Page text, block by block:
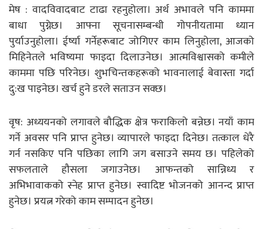
मेष : वादविवादबाट टाढा रहनुहोला। अर्थ अभावले पनि काममा
बाधा पुग्नेछ। आफ्ना सूचनासम्बन्धी गोपनीयतामा ध्यान
पुर्याउनुहोला। ईर्ष्या गर्नेहरूबाट जोगिएर काम लिनुहोला, आजको
मिहिनेतले भविष्यमा फाइदा दिलाउनेछ। आत्मविश्वासको कमीले
काममा पछि परिनेछ। शुभचिन्तकहरूको भावनालाई बेवास्ता गर्दा
दु:ख पाइनेछ। खर्च हुने डरले सताउन सक्छ।
वृष: अध्ययनको लगावले बौद्धिक क्षेत्र फराकिलो बन्नेछ। नयाँ काम
गर्ने अवसर पनि प्राप्त हुनेछ। व्यापारले फाइदा दिनेछ। तत्काल धेरै
गर्न नसकिए पनि पछिका लागि जग बसाउने समय छ। पहिलेको
सफलताले हौसला जगाउनेछ। आफन्तको सान्निध्य र
अभिभावाकको स्नेह प्राप्त हुनेछ। स्वादिष्ट भोजनको आनन्द प्राप्त
हुनेछ। प्रयत्न गरेको काम सम्पादन हुनेछ।